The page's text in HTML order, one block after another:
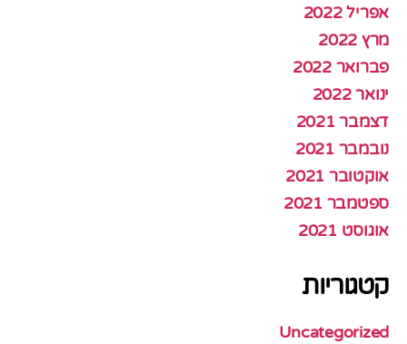
אפריל 2022
מרץ 2022
פברואר 2022
ינואר 2022
דצמבר 2021
נובמבר 2021
אוקטובר 2021
ספטמבר 2021
אוגוסט 2021
קטגוריות
Uncategorized